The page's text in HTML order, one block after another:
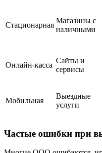
Стационарная
Магазины с
наличными
Онлайн-касса
Сайты и
сервисы
Мобильная
Выездные
услуги
Частые ошибки при